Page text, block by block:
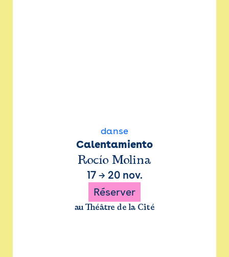
danse
Calentamiento
Rocío Molina
17→ 20 nov.
Réserver
au Théâtre de la Cité